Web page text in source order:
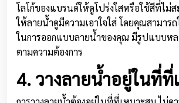
โลโก้ของแบรนด์ให้ดูโปร่งใสหรือใช้สีที่ไม่
ให้ลายน้ำดูมีความเอาใจใส่ โดยคุณสามาร
ในการออกแบบลายน้ำของคุณ มีรูปแบบหล
ตามความต้องการ
4. วางลายน้ำอยู่ในที่ที่